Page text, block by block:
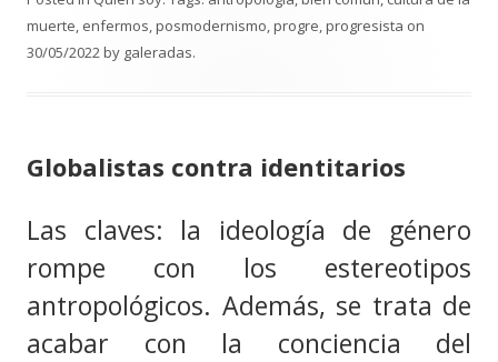
n
.
muerte, enfermos,posmodernismo,progre,progresista on
30/05/2022by galeradas.
Globalistas contra identitarios
Las claves: la ideología de género
rompe con los estereotipos
antropológicos. Además, se trata de
acabar con la conciencia del